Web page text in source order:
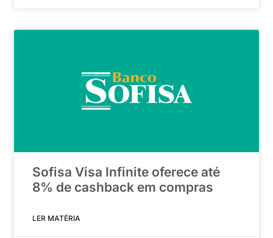
Sofisa Visa Infinite oferece até
8% de cashback em compras
LER MATÉRIA